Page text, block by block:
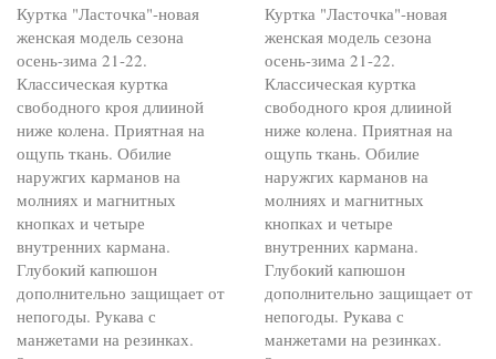
Куртка "Ласточка"-новая
женская модель сезона
осень-зима 21-22.
Классическая куртка
свободного кроя длииной
ниже колена. Приятная на
ощупь ткань. Обилие
наружгих карманов на
молниях и магнитных
кнопках и четыре
внутренних кармана.
Глубокий капюшон
дополнительно защищает от
непогоды. Рукава с
манжетами на резинках.
Куртка "Ласточка"-новая
женская модель сезона
осень-зима 21-22.
Классическая куртка
свободного кроя длииной
ниже колена. Приятная на
ощупь ткань. Обилие
наружгих карманов на
молниях и магнитных
кнопках и четыре
внутренних кармана.
Глубокий капюшон
дополнительно защищает от
непогоды. Рукава с
манжетами на резинках.